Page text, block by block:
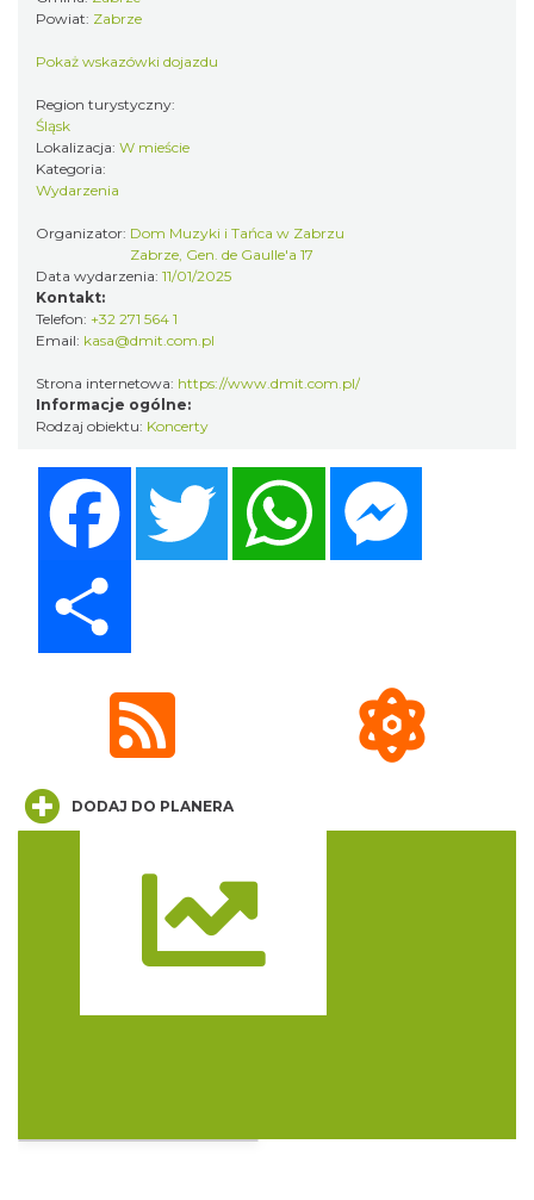
16.36 km
Myslovitz - Sentymentalny powrót do lat
2000
Katowice
16.36 km
LORD OF THE DANCE - 30th Anniversary
Katowice
16.40 km
Poland Bachaturo Festiwal
Powiat: Zabrze
Pokaż wskazówki dojazdu
Region turystyczny:
Śląsk
Lokalizacja: W mieście
Kategoria:
Wydarzenia
Organizator: Dom Muzyki i Tańca w Zabrzu
Zabrze, Gen. de Gaulle'a 17
Data wydarzenia: 11/01/2025
Kontakt:
Telefon: +32 271 564 1
Email: kasa@dmit.com.pl
Strona internetowa: https://www.dmit.com.pl/
Informacje ogólne:
Rodzaj obiektu: Koncerty
Twitter WhatsApp
DODAJ DO PLANERA